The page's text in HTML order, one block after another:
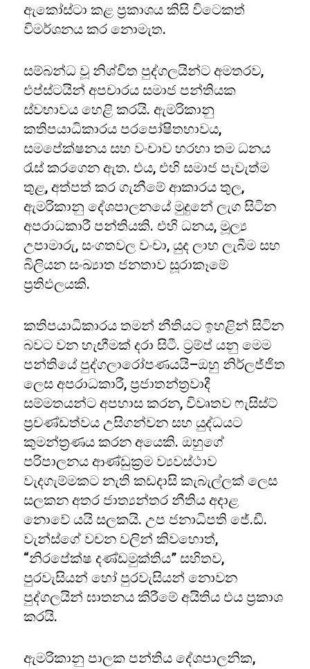
ඇකෝස්ටා කළ ප්‍රකාශය කිසි විටෙකත්
විමර්ශනය කර නොමැත.
සම්බන්ධ වූ නිශ්චිත පුද්ගලයින්ට අමතරව,
එප්ස්ටයින් අපචාරය සමාජ පන්තියක
ස්වභාවය හෙළි කරයි. ඇමරිකානු
කතිපයාධිකාරය පරපෝෂිතභාවය,
සමපේක්ෂනය සහ වංචාව හරහා තම ධනය
රැස් කරගෙන ඇත. එය, එහි සමාජ පැවැත්ම
තුළ, අත්පත් කර ගැනීමේ ආකාරය තුල,
ඇමරිකානු දේශපාලනයේ මුදුනේ ලැග සිටින
අපරාධකාරී පන්තියකි. එහි ධනය, මූල්‍ය
උපාමාරු, සංගතවල වංචා, යුද ලාභ ලැබීම සහ
බිලියන සංඛ්‍යාත ජනතාව සූරාකෑමේ
ප්‍රතිඵලයකි.
කතිපයාධිකාරය තමන් නීතියට ඉහළින් සිටින
බවට වන හැඟීමක් දරා සිටී. ට්‍රම්ප් යනු මෙම
පන්තියේ පුද්ගලාරෝපණයයි–ඔහු නිර්ලජ්ජිත
ලෙස අපරාධකාරී, ප්‍රජාතන්ත්‍රවාදී
සම්මතයන්ට අපහාස කරන, විවෘතව ෆැසිස්ට්
ප්‍රචණ්ඩත්වය උසිගන්වන සහ යුද්ධයට
කුමන්ත්‍රණය කරන අයෙකි. ඔහුගේ
පරිපාලනය ආණ්ඩුක්‍රම ව්‍යවස්ථාව
වැදගැම්මකට නැති කඩදාසි කැබැල්ලක් ලෙස
සලකන අතර ජාත්‍යන්තර නීතිය අදාළ
නොවේ යයි සලකයි. උප ජනාධිපති ජේ.ඩී.
වැන්ස්ගේ වචන වලින් කිවහොත්,
“නිරපේක්ෂ දණ්ඩමුක්තිය” සහිතව,
පුරවැසියන් හෝ පුරවැසියන් නොවන
පුද්ගලයින් ඝාතනය කිරීමේ අයිතිය එය ප්‍රකාශ
කරයි.
ඇමරිකානු පාලක පන්තිය දේශපාලනික,